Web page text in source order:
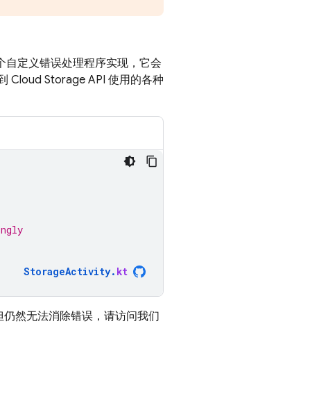
定义错误处理程序实现，它会
Cloud Storage API 使用的各种
StorageActivity. kt
然无法消除错误，请访问我们